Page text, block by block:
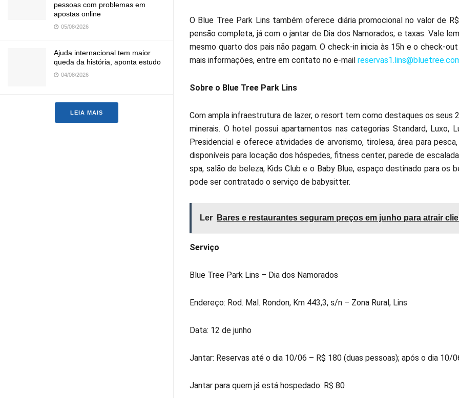
pessoas com problemas em
apostas online
05/08/2026
Ajuda internacional tem maior
queda da história, aponta estudo
04/08/2026
LEIA MAIS
O Blue Tree Park Lins também oferece diária promocional no valor de
pensão completa, já com o jantar de Dia dos Namorados; e taxas. Vale
mesmo quarto dos pais não pagam. O check-in inicia às 15h e o check-
mais informações, entre em contato no e-mail
Sobre o Blue Tree Park Lins
Com ampla infraestrutura de lazer, o resort tem como destaques os seus
minerais. O hotel possui apartamentos nas categorias Standard, Luxo,
Presidencial e oferece atividades de arvorismo, tirolesa, área para
disponíveis para locação dos hóspedes, fitness center, parede de
spa, salão de beleza, Kids Club e o Baby Blue, espaço destinado para
pode ser contratado o serviço de babysitter.
Ler Bares e restaurantes seguram preços em junho para atrair
Serviço
Blue Tree Park Lins – Dia dos Namorados
Endereço: Rod. Mal. Rondon, Km 443,3, s/n – Zona Rural, Lins
Data: 12 de junho
Jantar: Reservas até o dia 10/06 – R$ 180 (duas pessoas); após o dia 10/
Jantar para quem já está hospedado: R$ 80